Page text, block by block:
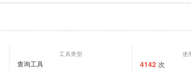
工具类型
查询工具
使
4142 次